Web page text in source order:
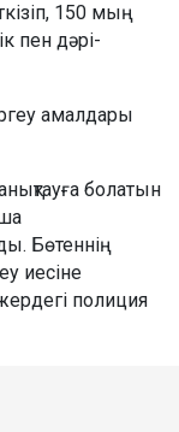
150 мың
пен дәрі-
амалдары
болатын
Бөтеннің
иесіне
полиция